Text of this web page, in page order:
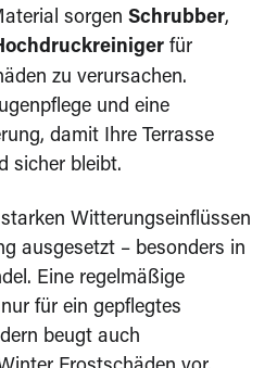
sorgen Schrubber,
für
zu verursachen.
und eine
damit Ihre Terrasse
sicher bleibt.
starken Witterungseinflüssen
ausgesetzt – besonders in
Eine regelmäßige
für ein gepflegtes
beugt auch